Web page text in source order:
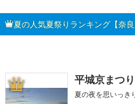
夏の人気夏祭りランキング【奈
1 平城京まつ
夏の夜を思いっき